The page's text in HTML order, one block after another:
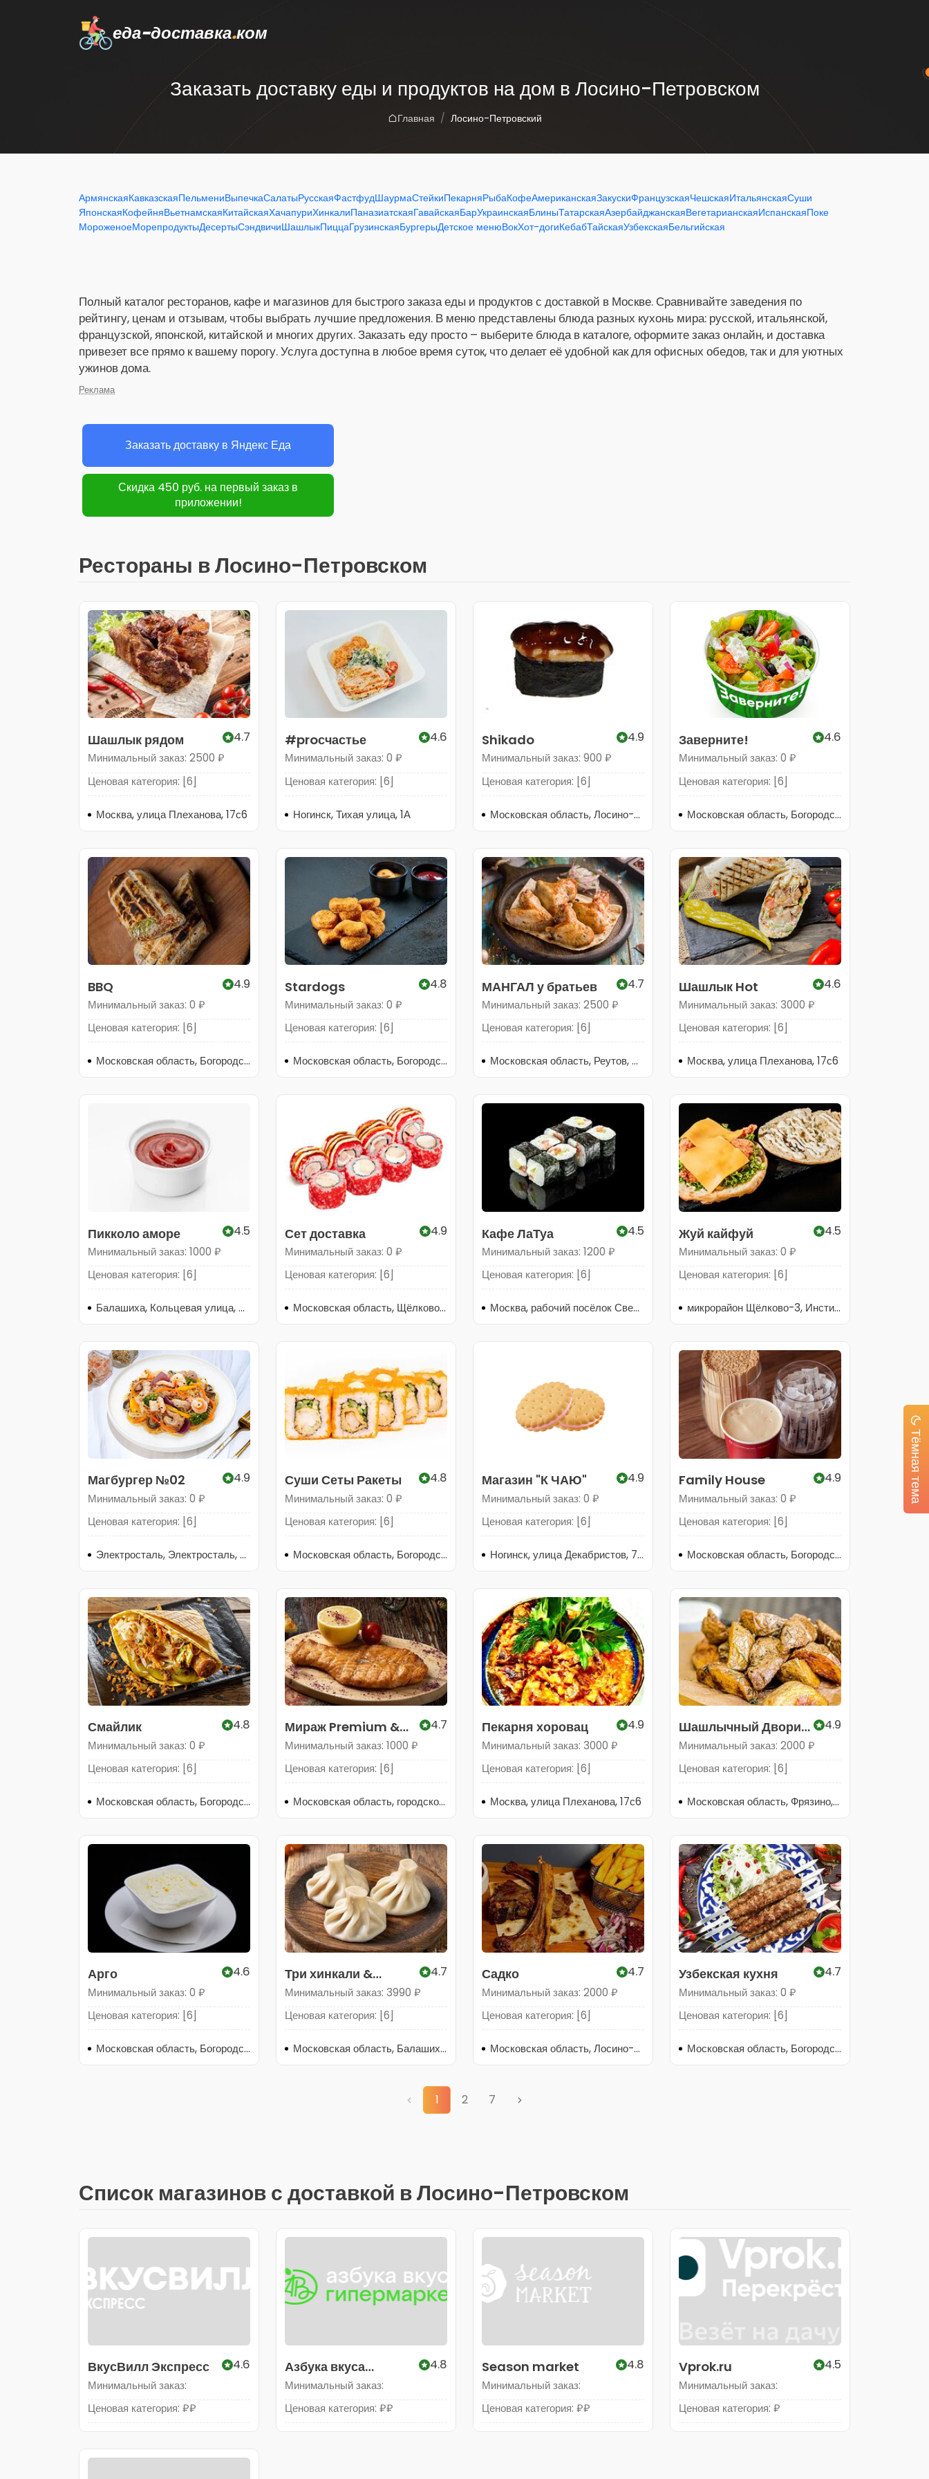
еда-доставка.ком
Заказать доставку еды и продуктов на дом в Лосино-Петровском
Главная Лосино-Петровский
АрмянскаяКавказскаяПельмениВыпечкаСалатыРусскаяФастфудШаурмаСтейкиПекарняРыбаКофеАмериканскаяЗакускиФранцузскаяЧешскаяИтальянскаяСуши
ЯпонскаяКофейняВьетнамскаяКитайскаяХачапуриХинкалиПаназиатскаяГавайскаяБарУкраинскаяБлиныТатарскаяАзербайджанскаяВегетарианскаяИспанскаяПоке
МороженоеМорепродуктыДесертыСэндвичиШашлыкПиццаГрузинскаяБургерыДетское менюВокХот-догиКебабТайскаяУзбекскаяБельгийская
Полный каталог ресторанов, кафе и магазинов для быстрого заказа еды и продуктов с доставкой в Москве. Сравнивайте заведения по
рейтингу, ценам и отзывам, чтобы выбрать лучшие предложения. В меню представлены блюда разных кухонь мира: русской, итальянской,
французской, японской, китайской и многих других. Заказать еду просто – выберите блюда в каталоге, оформите заказ онлайн, и доставка
привезет все прямо к вашему порогу. Услуга доступна в любое время суток, что делает её удобной как для офисных обедов, так и для уютных
ужинов дома.
Реклама
Заказать доставку в Яндекс Еда
Скидка 450 руб. на первый заказ в
приложении!
Рестораны в Лосино-Петровском
Шашлык рядом 4.7
Минимальный заказ: 2500 ₽
Ценовая категория: [6]
Москва, улица Плеханова, 17с6
#proсчастье 4.6
Минимальный заказ: 0 ₽
Ценовая категория: [6]
Ногинск, Тихая улица, 1А
Shikado 4.9
Минимальный заказ: 900 ₽
Ценовая категория: [6]
Московская область, Лосино-Петровский, улица Кирова, 9
Заверните! 4.6
Минимальный заказ: 0 ₽
Ценовая категория: [6]
Московская область, Богородский городской округ, Ногинск, улица 3-го Интернационала, 62
BBQ 4.9
Минимальный заказ: 0 ₽
Ценовая категория: [6]
Московская область, Богородский городской округ, Ногинск, территория Промплощадка № 1, с1
Stardogs 4.8
Минимальный заказ: 0 ₽
Ценовая категория: [6]
Московская область, Богородский городской округ, Ногинск, улица 3-го Интернационала, 62
МАНГАЛ у братьев 4.7
Минимальный заказ: 2500 ₽
Ценовая категория: [6]
Московская область, Реутов, Юбилейный проспект, 17А
Шашлык Hot 4.6
Минимальный заказ: 3000 ₽
Ценовая категория: [6]
Москва, улица Плеханова, 17с6
Пикколо аморе 4.5
Минимальный заказ: 1000 ₽
Ценовая категория: [6]
Балашиха, Кольцевая улица, 20
Сет доставка 4.9
Минимальный заказ: 0 ₽
Ценовая категория: [6]
Московская область, Щёлково, микрорайон Щёлково-3, Институтская улица, 2А
Кафе ЛаТуа 4.5
Минимальный заказ: 1200 ₽
Ценовая категория: [6]
Москва, рабочий посёлок Свердловский, Заводская улица, 1А
Жуй кайфуй 4.5
Минимальный заказ: 0 ₽
Ценовая категория: [6]
микрорайон Щёлково-3, Институтская улица, 29
Магбургер №02 4.9
Минимальный заказ: 0 ₽
Ценовая категория: [6]
Электросталь, Электросталь, улица Северная, 3
Суши Сеты Ракеты 4.8
Минимальный заказ: 0 ₽
Ценовая категория: [6]
Московская область, Богородский городской округ, Ногинск, Рабочая улица, 12А
Магазин "К ЧАЮ" 4.9
Минимальный заказ: 0 ₽
Ценовая категория: [6]
Ногинск, улица Декабристов, 79Б
Family House 4.9
Минимальный заказ: 0 ₽
Ценовая категория: [6]
Московская область, Богородский городской округ, Ногинск, улица Леснова, 2с1
Смайлик 4.8
Минимальный заказ: 0 ₽
Ценовая категория: [6]
Московская область, Богородский городской округ, Ногинск, улица Леснова, 2
Мираж Premium &
Grill
4.7
Минимальный заказ: 1000 ₽
Ценовая категория: [6]
Московская область, городской округ Лосино-Петровский, рабочий посёлок Свердловский, Набережная улица, 8А
Пекарня хоровац 4.9
Минимальный заказ: 3000 ₽
Ценовая категория: [6]
Москва, улица Плеханова, 17с6
Шашлычный Дворик
набран
4.9
Минимальный заказ: 2000 ₽
Ценовая категория: [6]
Московская область, Фрязино, Вокзальная улица, 6Б
Арго 4.6
Минимальный заказ: 0 ₽
Ценовая категория: [6]
Московская область, Богородский городской округ, Ногинск, Рогожская улица, 64
Три хинкали &
Шашлык
4.7
Минимальный заказ: 3990 ₽
Ценовая категория: [6]
Московская область, Балашиха, Щёлковское шоссе, 87с1
Садко 4.7
Минимальный заказ: 2000 ₽
Ценовая категория: [6]
Московская область, Лосино-Петровский, улица 7 Ноября, 3Б
Узбекская кухня 4.7
Минимальный заказ: 0 ₽
Ценовая категория: [6]
Московская область, Богородский городской округ, Ногинск, улица Советской Конституции, 9
1 2 7
Список магазинов с доставкой в Лосино-Петровском
ВкусВилл Экспресс 4.6
Минимальный заказ:
Ценовая категория: ₽₽
Азбука вкуса
Гипермаркет
4.8
Минимальный заказ:
Ценовая категория: ₽₽
Season market 4.8
Минимальный заказ:
Ценовая категория: ₽₽
Vprok.ru 4.5
Минимальный заказ:
Ценовая категория: ₽
Тёмная тема